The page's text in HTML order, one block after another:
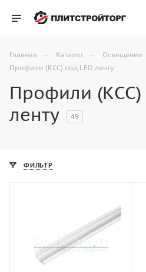
Главная — Каталог — Освещение
Профили (КСС) под LED ленту
Профили (КСС)
ленту
49
ФИЛЬТР